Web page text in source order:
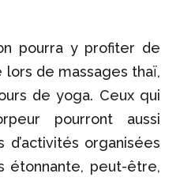
pourra y profiter de
de massages thaï,
de yoga. Ceux qui
pourront aussi
d’activités organisées
étonnante, peut-être,